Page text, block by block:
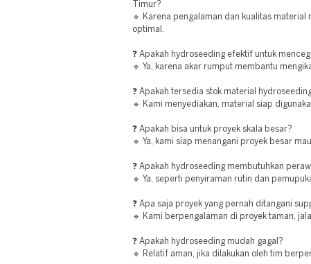
Timur?
🔹 Karena pengalaman dan kualitas material
optimal.
❓ Apakah hydroseeding efektif untuk
🔹 Ya, karena akar rumput membantu
❓ Apakah tersedia stok material
🔹 Kami menyediakan, material siap
❓ Apakah bisa untuk proyek skala besar?
🔹 Ya, kami siap menangani proyek besar
❓ Apakah hydroseeding membutuhkan
🔹 Ya, seperti penyiraman rutin dan
❓ Apa saja proyek yang pernah ditangani
🔹 Kami berpengalaman di proyek taman,
❓ Apakah hydroseeding mudah gagal?
🔹 Relatif aman, jika dilakukan oleh tim